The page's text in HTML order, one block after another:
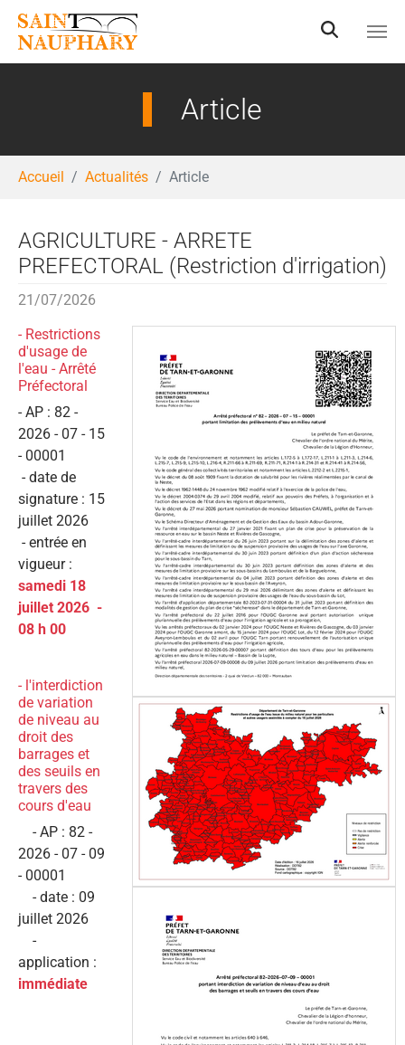
Article
Accueil Actualités Article
AGRICULTURE - ARRETE
PREFECTORAL (Restriction d'irrigation)
21/07/2026
- Restrictions
d'usage de
l'eau - Arrêté
Préfectoral
- AP : 82 -
2026 - 07 - 15
- 00001
- date de
signature : 15
juillet 2026
- entrée en
vigueur :
samedi 18
juillet 2026 -
08 h 00
- l'interdiction
de variation
de niveau au
droit des
barrages et
des seuils en
travers des
cours d'eau
- AP : 82 -
2026 - 07 - 09
- 00001
- date : 09
juillet 2026
-
application :
immédiate